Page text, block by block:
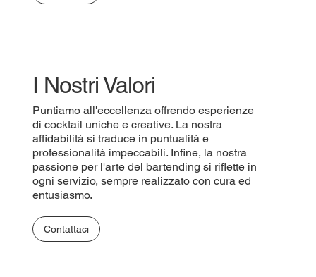
I Nostri Valori
Puntiamo all'eccellenza offrendo esperienze
di cocktail uniche e creative. La nostra
affidabilità si traduce in puntualità e
professionalità impeccabili. Infine, la nostra
passione per l'arte del bartending si riflette in
ogni servizio, sempre realizzato con cura ed
entusiasmo.
Contattaci